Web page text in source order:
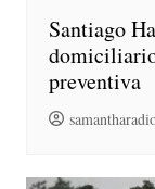
Santiago
preventiva